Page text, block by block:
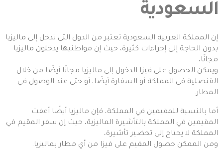
السعودية
إن المملكة العربية السعودية تعتبر من الدول التي تدخل إلى ماليزيا
بدون الحاجة إلى إجراءات كثيرة، حيث إن مواطنيها يدخلون ماليزيا
مجانًا،
ويمكن الحصول على فيزا الدخول إلى ماليزيا مجانًا أيضًا من خلال
القنصلية في المملكة أو السفارة أيضًا، أو حتى عند الوصول في
المطار.
أما بالنسبة للمقيمين في المملكة، فإن ماليزيا أيضًا أعفت
المقيمين في المملكة بالتأشيرة الماليزية، حيث إن سفر المقيم في
المملكة لا يحتاج إلى تحضير تأشيرة،
ومن الممكن حصول المقيم على فيزا من أي مطار بماليزيا.